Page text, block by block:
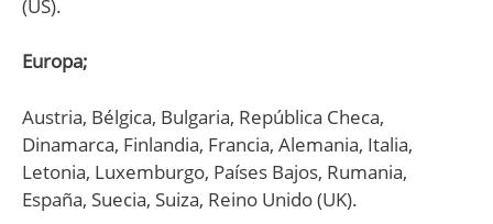
(US).
Europa;
Austria, Bélgica, Bulgaria, República Checa,
Dinamarca, Finlandia, Francia, Alemania, Italia,
Letonia, Luxemburgo, Países Bajos, Rumania,
España, Suecia, Suiza, Reino Unido (UK).